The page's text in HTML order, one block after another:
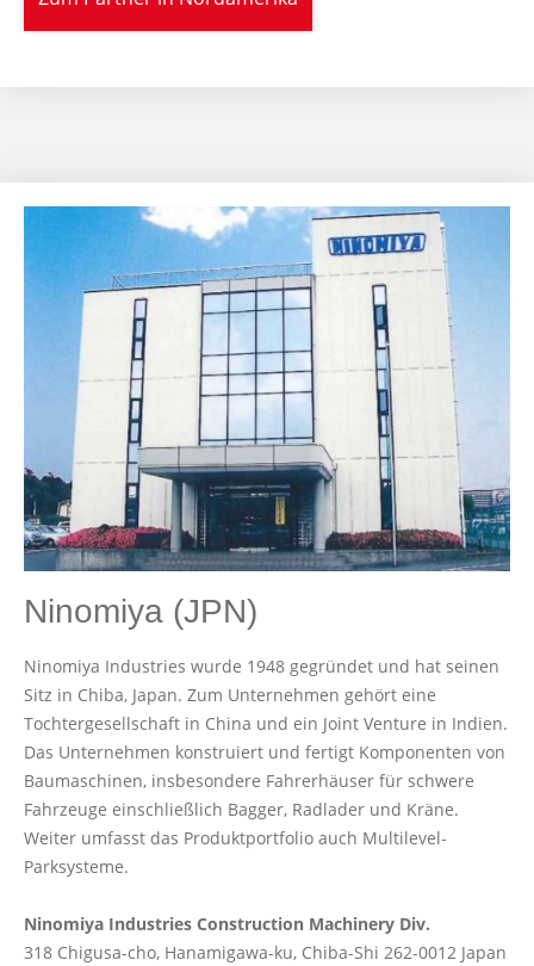
Ninomiya (JPN)
Ninomiya Industries wurde 1948 gegründet und hat seinen
Sitz in Chiba, Japan. Zum Unternehmen gehört eine
Tochtergesellschaft in China und ein Joint Venture in Indien.
Das Unternehmen konstruiert und fertigt Komponenten von
Baumaschinen, insbesondere Fahrerhäuser für schwere
Fahrzeuge einschließlich Bagger, Radlader und Kräne.
Weiter umfasst das Produktportfolio auch Multilevel-
Parksysteme.
Ninomiya Industries Construction Machinery Div.
318 Chigusa-cho, Hanamigawa-ku, Chiba-Shi 262-0012 Japan